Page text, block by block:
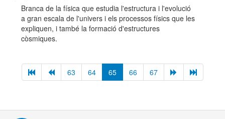
Branca de la física que estudia l'estructura i l'evolució
a gran escala de l'univers i els processos físics que les
expliquen, i també la formació d'estructures
còsmiques.
63 64 65 66 67